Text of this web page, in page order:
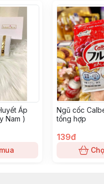
Áp
Nam )
Ngũ cốc
tổng hợp
139đ